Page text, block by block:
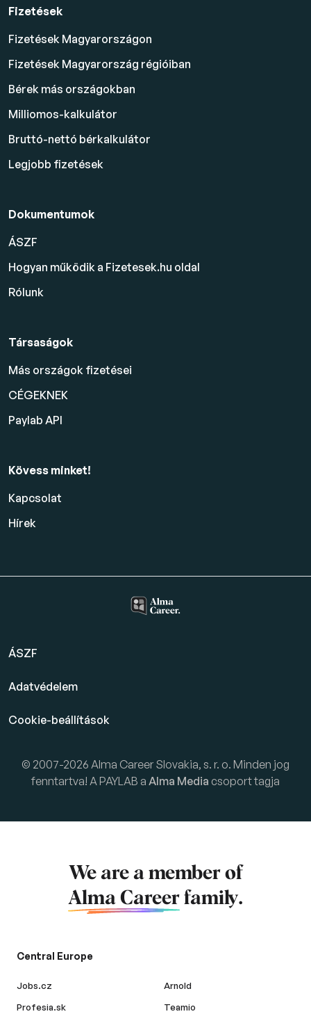
Fizetések
Fizetések Magyarországon
Fizetések Magyarország régióiban
Bérek más országokban
Milliomos-kalkulátor
Bruttó-nettó bérkalkulátor
Legjobb fizetések
Dokumentumok
ÁSZF
Hogyan működik a Fizetesek.hu oldal
Rólunk
Társaságok
Más országok fizetései
CÉGEKNEK
Paylab API
Kövess minket!
Kapcsolat
Hírek
ÁSZF
Adatvédelem
Cookie-beállítások
© 2007-2026 Alma Career Slovakia, s. r. o. Minden jog
fenntartva! A PAYLAB a Alma Media csoport tagja
We are a member of
Alma Career family.
Central Europe
Jobs.cz
Profesia.sk
Arnold
Teamio